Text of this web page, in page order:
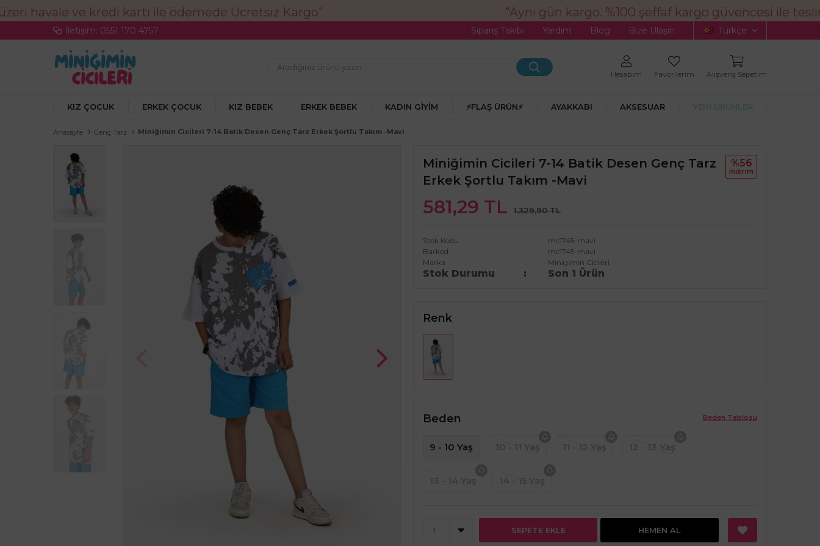
"Aynı gün kargo. %100 şeffaf kargo güvencesi ile
İletişim: 0551 170 4757 Sipariş Takibi Yardım Blog Bize Ulaşın Türkçe
Hesabım Favorilerim Alışveriş Sepetim
KIZ ÇOCUK ERKEK ÇOCUK KIZ BEBEK ERKEK BEBEK KADIN GIYIM ⚡FLAŞ ÜRÜN⚡ AYAKKABI AKSESUAR
Anasayfa Genç Tarz Miniğimin Cicileri 7-14 Batik Desen Genç Tarz Erkek Şortlu Takım -mavi
Miniğimin Cicileri 7-14 Batik Desen Genç Tarz
Erkek Şortlu Takım -mavi
581,29 TL 1.329,90 TL
%56
i̇ndi̇ri̇m
Stok Kodu
mc1745-mavi
Barkod
mc1745-mavi
Marka
Minigimin Cicileri
Stok Durumu Son 1 Ürün
Renk
Beden Tablosu
Beden
9 - 10 Yaş
SEPETE EKLE HEMEN AL